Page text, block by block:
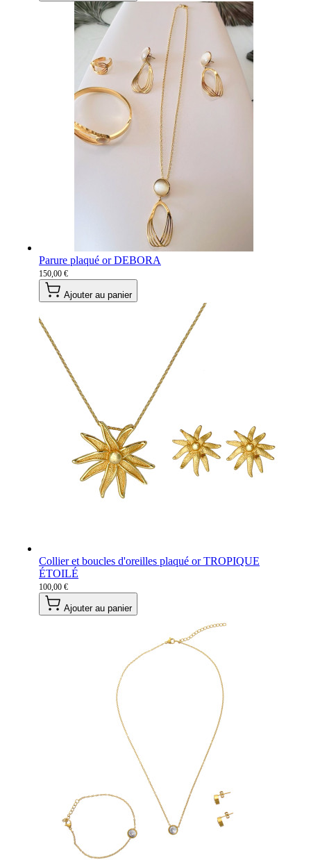
Parure plaqué or DEBORA
150,00 €
Ajouter au panier
Collier et boucles d'oreilles plaqué or TROPIQUE
ÉTOILÉ
100,00 €
Ajouter au panier